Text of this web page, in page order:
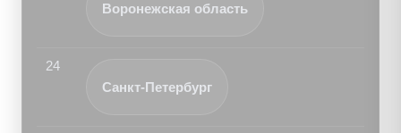
Воронежская область
24
Санкт-Петербург